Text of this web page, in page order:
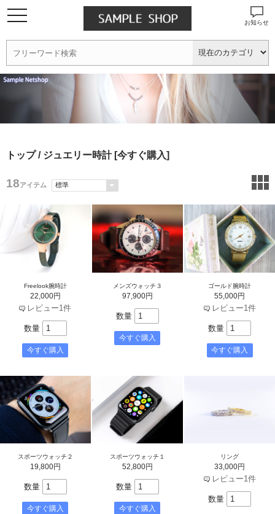
お知らせ
トップ/ ジュエリー時計 [今すぐ購入]
18アイテム
Freelook腕時計
22,000円
レビュー1件
数量
メンズウォッチ３
97,900円
数量
ゴールド腕時計
55,000円
レビュー1件
数量
スポーツウォッチ２
19,800円
数量
スポーツウォッチ１
52,800円
数量
リング
33,000円
レビュー1件
数量